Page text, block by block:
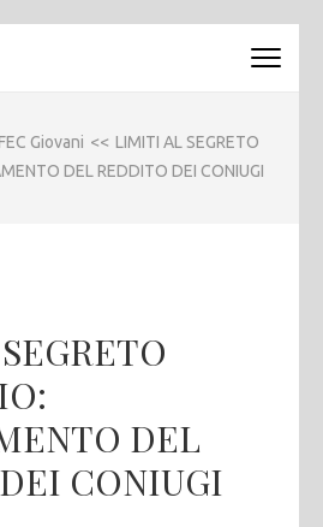
Giovani << LIMITI AL SEGRETO
DEL REDDITO DEI CONIUGI
DEL
CONIUGI